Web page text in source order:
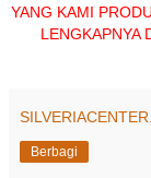
YANG KAMI
LENGKAPNYA
Berbagi